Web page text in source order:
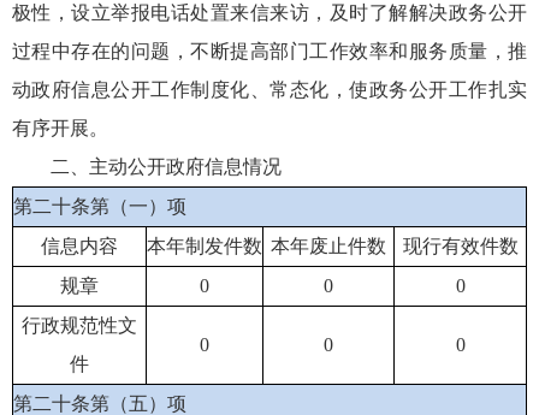
极性，设立举报电话处置来信来访，及时了解解决政务公开
过程中存在的问题，不断提高部门工作效率和服务质量，推
动政府信息公开工作制度化、常态化，使政务公开工作扎实
有序开展。
二、主动公开政府信息情况
第二十条第（一）项
信息内容
本年制发件数 本年废止件数
现行有效件数
规章
0 0
0
行政规范性文
件
0 0 0
第二十条第（五）项